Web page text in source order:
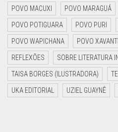
POVO MACUXI POVO MARAGUÁ
POVO POTIGUARA POVO PURI
POVO WAPICHANA POVO
REFLEXÕES SOBRE LITERATURA
TAISA BORGES (ILUSTRADORA)
UKA EDITORIAL UZIEL GUAYNÊ